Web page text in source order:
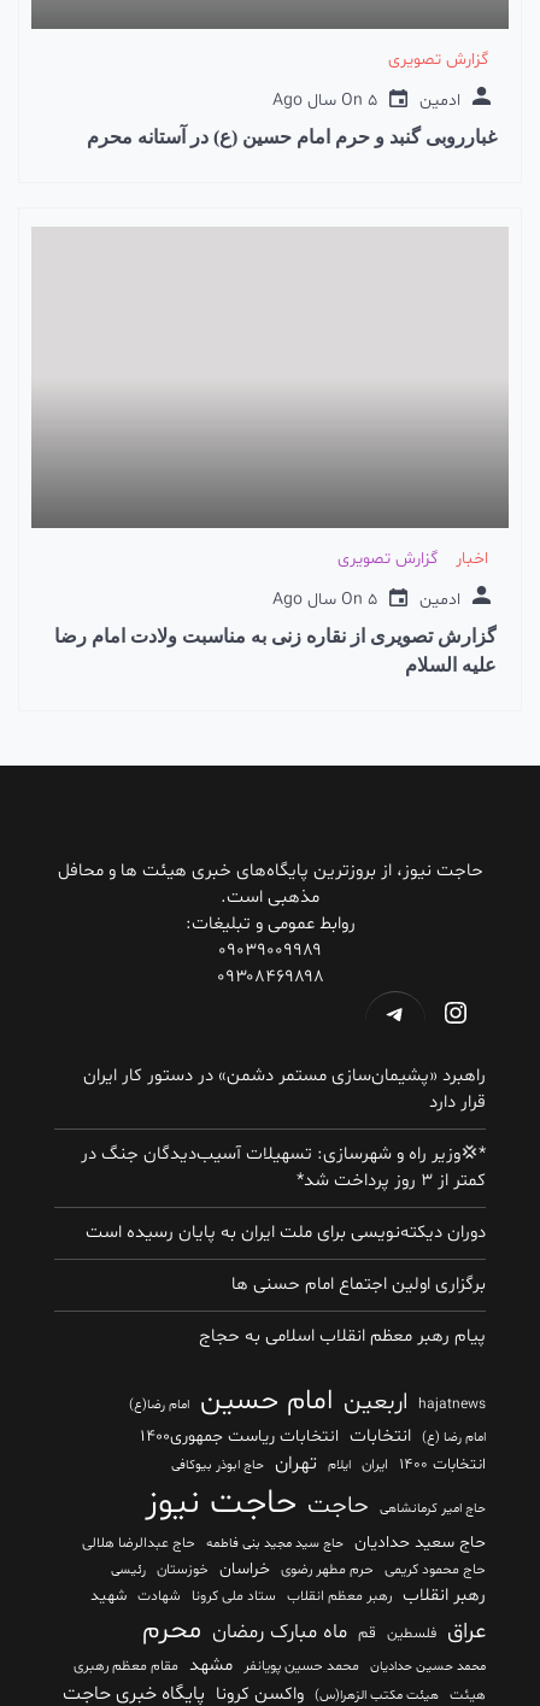
گزارش تصویری
ادمین
On 5 سال Ago
غبارروبی گنبد و حرم امام حسین (ع) در آستانه محرم
اخبار
گزارش تصویری
ادمین
On 5 سال Ago
گزارش تصویری از نقاره زنی به مناسبت ولادت امام رضا
علیه السلام
حاجت نیوز، از بروزترین پایگاه‌های خبری هیئت ها و محافل
مذهبی است.
روابط عمومی و تبلیغات:
۰۹۰۳۹۰۰۹۹۸۹
۰۹۳۰۸۴۶۹۸۹۸
اینستاگرم
تلگرام
راهبرد «پشیمان‌سازی مستمر دشمن» در دستور کار ایران
قرار دارد
*💢وزیر راه و شهرسازی: تسهیلات آسیب‌دیدگان جنگ در
کمتر از ۳ روز پرداخت شد*
دوران دیکته‌نویسی برای ملت ایران به پایان رسیده است
برگزاری اولین اجتماع امام حسنی ها
پیام رهبر معظم انقلاب اسلامی به حجاج
hajatnews اربعین امام حسین
امام رضا(ع)
امام رضا (ع) انتخابات انتخابات ریاست جمهوری۱۴۰۰
انتخابات ۱۴۰۰ ایران ایلام تهران حاج ابوذر بیوکافی
حاج امیر کرمانشاهی حاجت حاجت نیوز
حاج سعید حدادیان حاج سید مجید بنی فاطمه
حاج عبدالرضا هلالی
حاج محمود کریمی
حرم مطهر رضوی خراسان خوزستان رئیسی
رهبر انقلاب رهبر معظم انقلاب ستاد ملی کرونا شهادت شهید
عراق فلسطین قم ماه مبارک رمضان محرم
محمد حسین حدادیان محمد حسین پویانفر مشهد مقام معظم رهبری
هیئت هیئت مکتب الزهرا(س) واکسن کرونا پایگاه خبری حاجت